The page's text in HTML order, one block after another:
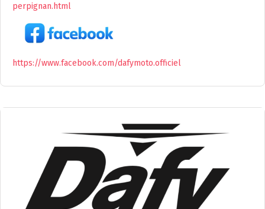
perpignan.html
https://www.facebook.com/dafymoto.officiel